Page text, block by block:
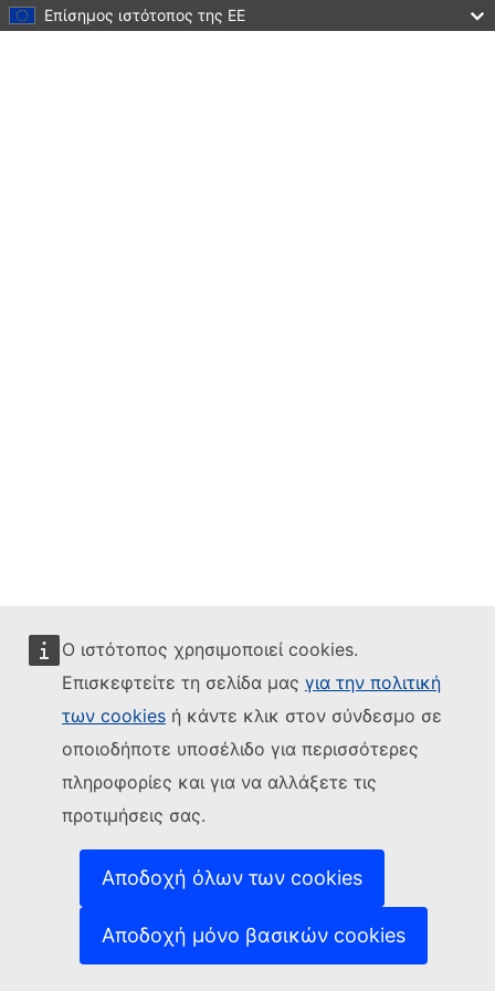
Επίσημος ιστότοπος της ΕΕ
Ο ιστότοπος χρησιμοποιεί cookies.
Επισκεφτείτε τη σελίδα μας για την πολιτική
των cookies ή κάντε κλικ στον σύνδεσμο σε
οποιοδήποτε υποσέλιδο για περισσότερες
πληροφορίες και για να αλλάξετε τις
προτιμήσεις σας.
Αποδοχή όλων των cookies
Αποδοχή μόνο βασικών cookies